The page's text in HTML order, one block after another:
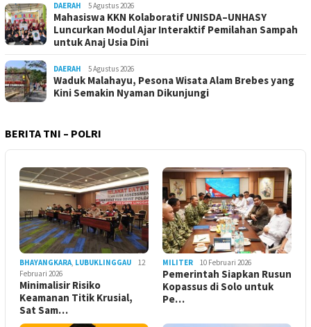
DAERAH 5 Agustus 2026
Mahasiswa KKN Kolaboratif UNISDA–UNHASY
Luncurkan Modul Ajar Interaktif Pemilahan Sampah
untuk Anaj Usia Dini
DAERAH 5 Agustus 2026
Waduk Malahayu, Pesona Wisata Alam Brebes yang
Kini Semakin Nyaman Dikunjungi
BERITA TNI – POLRI
BHAYANGKARA, LUBUKLINGGAU
12
Februari 2026
Minimalisir Risiko
Keamanan Titik Krusial,
Sat Sam…
MILITER 10 Februari 2026
Pemerintah Siapkan Rusun
Kopassus di Solo untuk
Pe…